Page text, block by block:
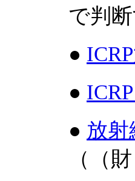
で判
●
●
● 放
（（